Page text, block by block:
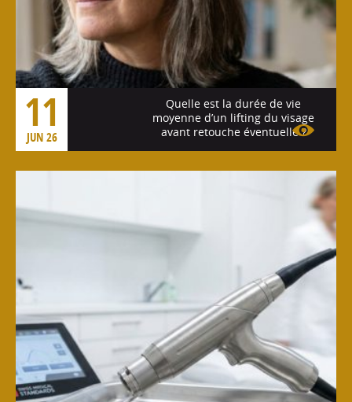
11
JUN 26
Quelle est la durée de vie
moyenne d’un lifting du visage
avant retouche éventuelle ?
Voir l'article